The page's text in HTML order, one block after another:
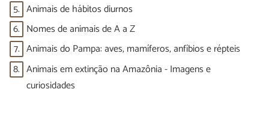
5. Animais de hábitos diurnos
6. Nomes de animais de A a Z
7. Animais do Pampa: aves, mamíferos, anfíbios e répteis
8. Animais em extinção na Amazônia - Imagens e
curiosidades